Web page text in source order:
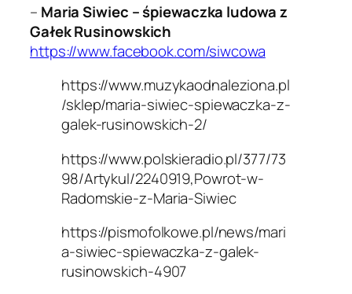
– Maria Siwiec – śpiewaczka ludowa z
Gałek Rusinowskich
https://www.facebook.com/siwcowa
https://www.muzykaodnaleziona.pl
/sklep/maria-siwiec-spiewaczka-z-
galek-rusinowskich-2/
https://www.polskieradio.pl/377/73
98/Artykul/2240919,Powrot-w-
Radomskie-z-Maria-Siwiec
https://pismofolkowe.pl/news/mari
a-siwiec-spiewaczka-z-galek-
rusinowskich-4907